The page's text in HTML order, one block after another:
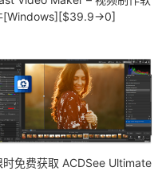
[Windows][$39.9→0]
时免费获取 ACDSee Ultimate